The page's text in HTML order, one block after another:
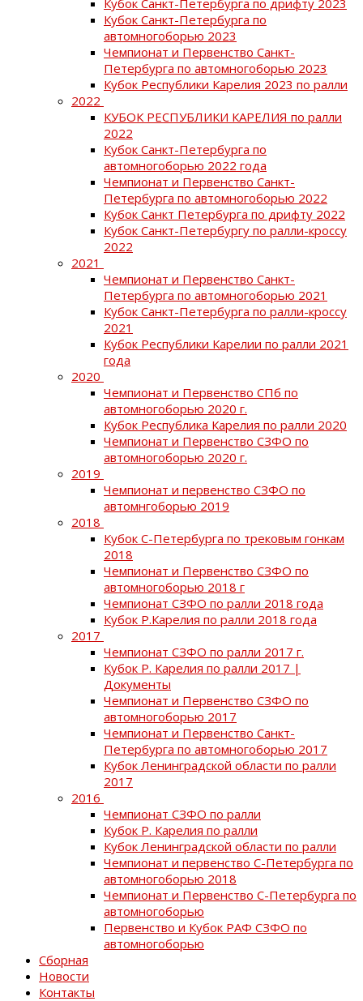
Кубок Санкт-Петербурга по
автомногоборью 2023
Чемпионат и Первенство Санкт-
Петербурга по автомногоборью 2023
Кубок Республики Карелия 2023 по ралли
2022
КУБОК РЕСПУБЛИКИ КАРЕЛИЯ по ралли
2022
Кубок Санкт-Петербурга по
автомногоборью 2022 года
Чемпионат и Первенство Санкт-
Петербурга по автомногоборью 2022
Кубок Санкт Петербурга по дрифту 2022
Кубок Санкт-Петербургу по ралли-кроссу
2022
2021
Чемпионат и Первенство Санкт-
Петербурга по автомногоборью 2021
Кубок Санкт-Петербурга по ралли-кроссу
2021
Кубок Республики Карелии по ралли 2021
года
2020
Чемпионат и Первенство СПб по
автомногоборью 2020 г.
Кубок Республика Карелия по ралли 2020
Чемпионат и Первенство СЗФО по
автомногоборью 2020 г.
2019
Чемпионат и первенство СЗФО по
автомнгоборью 2019
2018
Кубок С-Петербурга по трековым гонкам
2018
Чемпионат и Первенство СЗФО по
автомногоборью 2018 г
Чемпионат СЗФО по ралли 2018 года
Кубок Р.Карелия по ралли 2018 года
2017
Чемпионат СЗФО по ралли 2017 г.
Кубок Р. Карелия по ралли 2017 |
Документы
Чемпионат и Первенство СЗФО по
автомногоборью 2017
Чемпионат и Первенство Санкт-
Петербурга по автомногоборью 2017
Кубок Ленинградской области по ралли
2017
2016
Чемпионат СЗФО по ралли
Кубок Р. Карелия по ралли
Кубок Ленинградской области по ралли
Чемпионат и первенство С-Петербурга по
автомногоборью 2018
Чемпионат и Первенство С-Петербурга по
автомногоборью
Первенство и Кубок РАФ СЗФО по
автомногоборью
Сборная
Новости
Контакты